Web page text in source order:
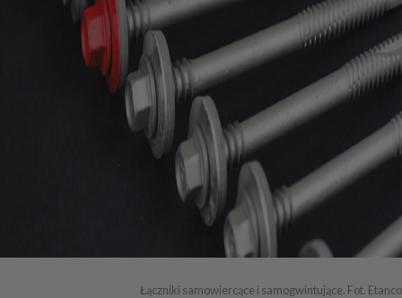
Łączniki samowiercące i samogwintujące. Fot. Etanco